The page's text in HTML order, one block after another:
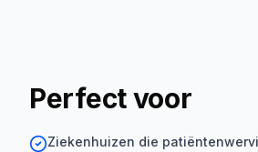
Perfect voor
Ziekenhuizen die